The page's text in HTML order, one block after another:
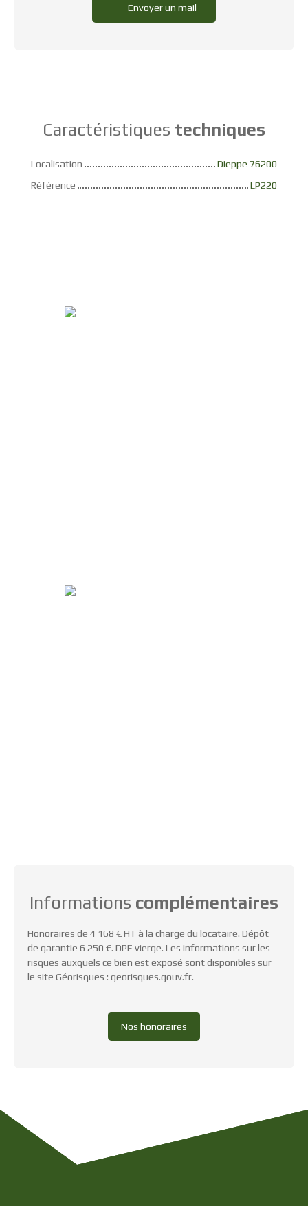
Envoyer un mail
Caractéristiques techniques
Localisation
Dieppe 76200
Référence
LP220
Informations complémentaires
Honoraires de 4 168 € HT à la charge du locataire. Dépôt
de garantie 6 250 €. DPE vierge. Les informations sur les
risques auxquels ce bien est exposé sont disponibles sur
le site Géorisques : georisques.gouv.fr.
Nos honoraires